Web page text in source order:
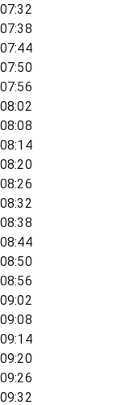
07:32
07:38
07:44
07:50
07:56
08:02
08:08
08:14
08:20
08:26
08:32
08:38
08:44
08:50
08:56
09:02
09:08
09:14
09:20
09:26
09:32